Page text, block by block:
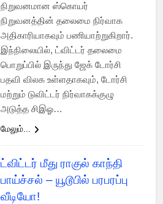
நிறுவனமான ஸ்கொயர்
நிறுவனத்தின் தலைமை நிர்வாக
அதிகாரியாகவும் பணியாற்றுகிறார்.
இந்நிலையில், ட்விட்டர் தலைமை
பொறுப்பில் இருந்து ஜேக் டோர்சி
பதவி விலக உள்ளதாகவும், டோர்சி
மற்றும் டுவிட்டர் நிர்வாகக்குழு
அடுத்த சிஇஓ…
மேலும்...
ட்விட்டர் மீது ராகுல் காந்தி
பாய்ச்சல் – யூடூபில் பரபரப்பு
வீடியோ!